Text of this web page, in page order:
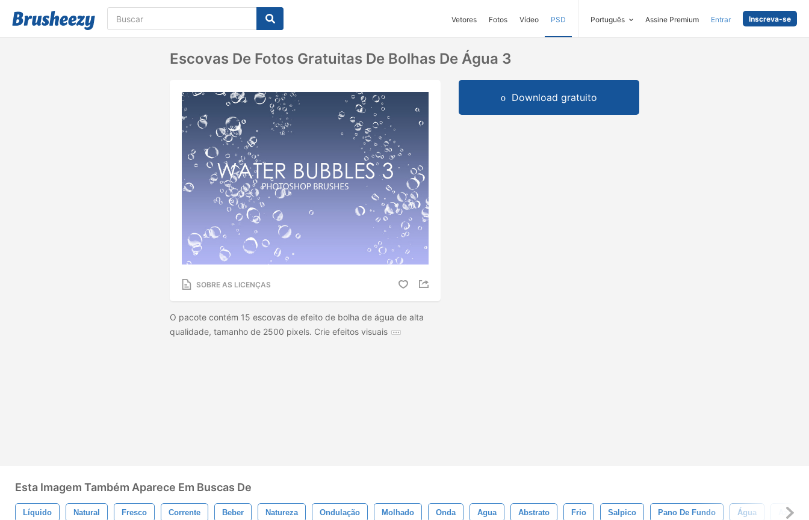
Vetores Fotos Vídeo PSD Português Assine Premium Entrar Inscreva-se
Escovas De Fotos Gratuitas De Bolhas De Água 3
SOBRE AS LICENÇAS
O pacote contém 15 escovas de efeito de bolha de água de alta
qualidade, tamanho de 2500 pixels. Crie efeitos visuais
Download gratuito
Esta Imagem Também Aparece Em Buscas De
Líquido Natural Fresco Corrente Beber Natureza Ondulação Molhado Onda Agua Abstrato Frio Salpico Pano De Fundo Água Azul